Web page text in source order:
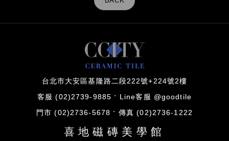
台北市大安區基隆路二段222號+224號2樓
客服 (02)2739-9885 Line客服 @goodtile
門市 (02)2736-5678 傳真 (02)2736-1222
喜地磁磚美學館